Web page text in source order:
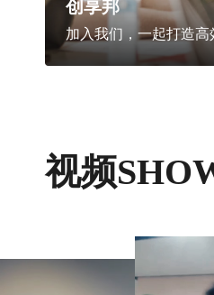
创享邦
加入我们，一起打造
视频